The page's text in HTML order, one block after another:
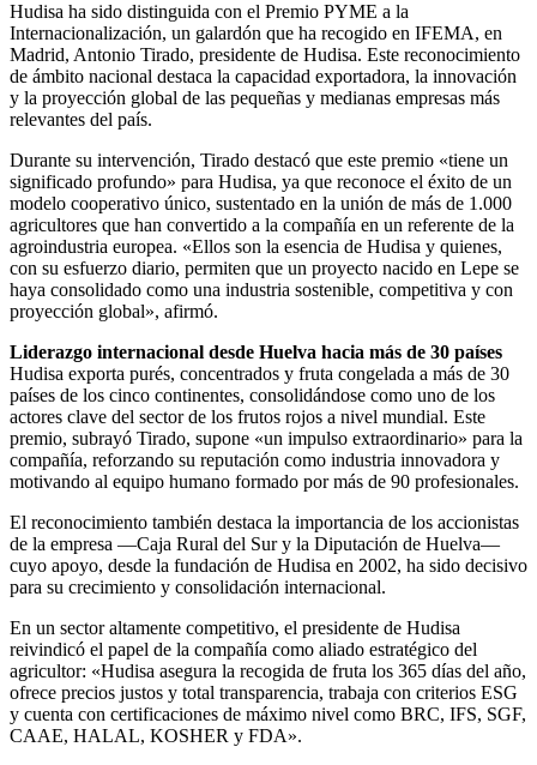
Hudisa ha sido distinguida con el Premio PYME a la
Internacionalización, un galardón que ha recogido en IFEMA, en
Madrid, Antonio Tirado, presidente de Hudisa. Este reconocimiento
de ámbito nacional destaca la capacidad exportadora, la innovación
y la proyección global de las pequeñas y medianas empresas más
relevantes del país.
Durante su intervención, Tirado destacó que este premio «tiene un
significado profundo» para Hudisa, ya que reconoce el éxito de un
modelo cooperativo único, sustentado en la unión de más de 1.000
agricultores que han convertido a la compañía en un referente de la
agroindustria europea. «Ellos son la esencia de Hudisa y quienes,
con su esfuerzo diario, permiten que un proyecto nacido en Lepe se
haya consolidado como una industria sostenible, competitiva y con
proyección global», afirmó.
Liderazgo internacional desde Huelva hacia más de 30 países
Hudisa exporta purés, concentrados y fruta congelada a más de 30
países de los cinco continentes, consolidándose como uno de los
actores clave del sector de los frutos rojos a nivel mundial. Este
premio, subrayó Tirado, supone «un impulso extraordinario» para la
compañía, reforzando su reputación como industria innovadora y
motivando al equipo humano formado por más de 90 profesionales.
El reconocimiento también destaca la importancia de los accionistas
de la empresa —Caja Rural del Sur y la Diputación de Huelva—
cuyo apoyo, desde la fundación de Hudisa en 2002, ha sido decisivo
para su crecimiento y consolidación internacional.
En un sector altamente competitivo, el presidente de Hudisa
reivindicó el papel de la compañía como aliado estratégico del
agricultor: «Hudisa asegura la recogida de fruta los 365 días del año,
ofrece precios justos y total transparencia, trabaja con criterios ESG
y cuenta con certificaciones de máximo nivel como BRC, IFS, SGF,
CAAE, HALAL, KOSHER y FDA».